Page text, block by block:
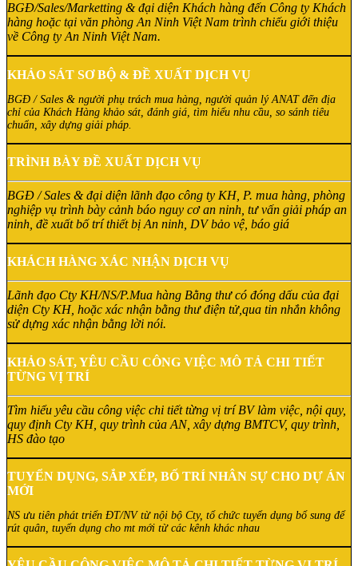
BGĐ/Sales/Marketting & đại diện Khách hàng đến Công ty Khách
hàng hoặc tại văn phòng An Ninh Việt Nam trình chiếu giới thiệu
về Công ty An Ninh Việt Nam.
KHẢO SÁT SƠ BỘ & ĐỀ XUẤT DỊCH VỤ
BGĐ / Sales & người phụ trách mua hàng, người quản lý ANAT đến địa
chỉ của Khách Hàng khảo sát, đánh giá, tìm hiểu nhu cầu, so sánh tiêu
chuẩn, xây dựng giải pháp.
TRÌNH BÀY ĐỀ XUẤT DỊCH VỤ
BGĐ / Sales & đại diện lãnh đạo công ty KH, P. mua hàng, phòng
nghiệp vụ trình bày cảnh báo nguy cơ an ninh, tư vấn giải pháp an
ninh, đề xuất bố trí thiết bị An ninh, DV bảo vệ, báo giá
KHÁCH HÀNG XÁC NHẬN DỊCH VỤ
Lãnh đạo Cty KH/NS/P.Mua hàng Bằng thư có đóng dấu của đại
diện Cty KH, hoặc xác nhận bằng thư điện tử,qua tin nhắn không
sử dựng xác nhận bằng lời nói.
KHẢO SÁT, YÊU CẦU CÔNG VIỆC MÔ TẢ CHI TIẾT
TỪNG VỊ TRÍ
Tìm hiểu yêu cầu công việc chi tiết từng vị trí BV làm việc, nội quy,
quy định Cty KH, quy trình của AN, xây dựng BMTCV, quy trình,
HS đào tạo
TUYỂN DỤNG, SẮP XẾP, BỐ TRÍ NHÂN SỰ CHO DỰ ÁN
MỚI
NS ưu tiên phát triển ĐT/NV từ nội bộ Cty, tổ chức tuyển dụng bổ sung để
rút quân, tuyển dụng cho mt mới từ các kênh khác nhau